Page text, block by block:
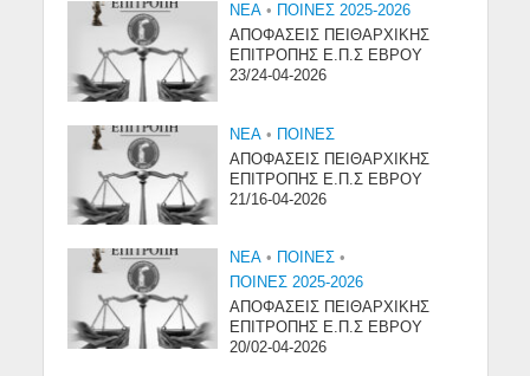
NEA •
ΠΟΙΝΕΣ 2025-2026
ΑΠΟΦΑΣΕΙΣ ΠΕΙΘΑΡΧΙΚΗΣ
ΕΠΙΤΡΟΠΗΣ Ε.Π.Σ ΕΒΡΟΥ
23/24-04-2026
NEA • ΠΟΙΝΕΣ
ΑΠΟΦΑΣΕΙΣ ΠΕΙΘΑΡΧΙΚΗΣ
ΕΠΙΤΡΟΠΗΣ Ε.Π.Σ ΕΒΡΟΥ
21/16-04-2026
NEA • ΠΟΙΝΕΣ •
ΠΟΙΝΕΣ 2025-2026
ΑΠΟΦΑΣΕΙΣ ΠΕΙΘΑΡΧΙΚΗΣ
ΕΠΙΤΡΟΠΗΣ Ε.Π.Σ ΕΒΡΟΥ
20/02-04-2026